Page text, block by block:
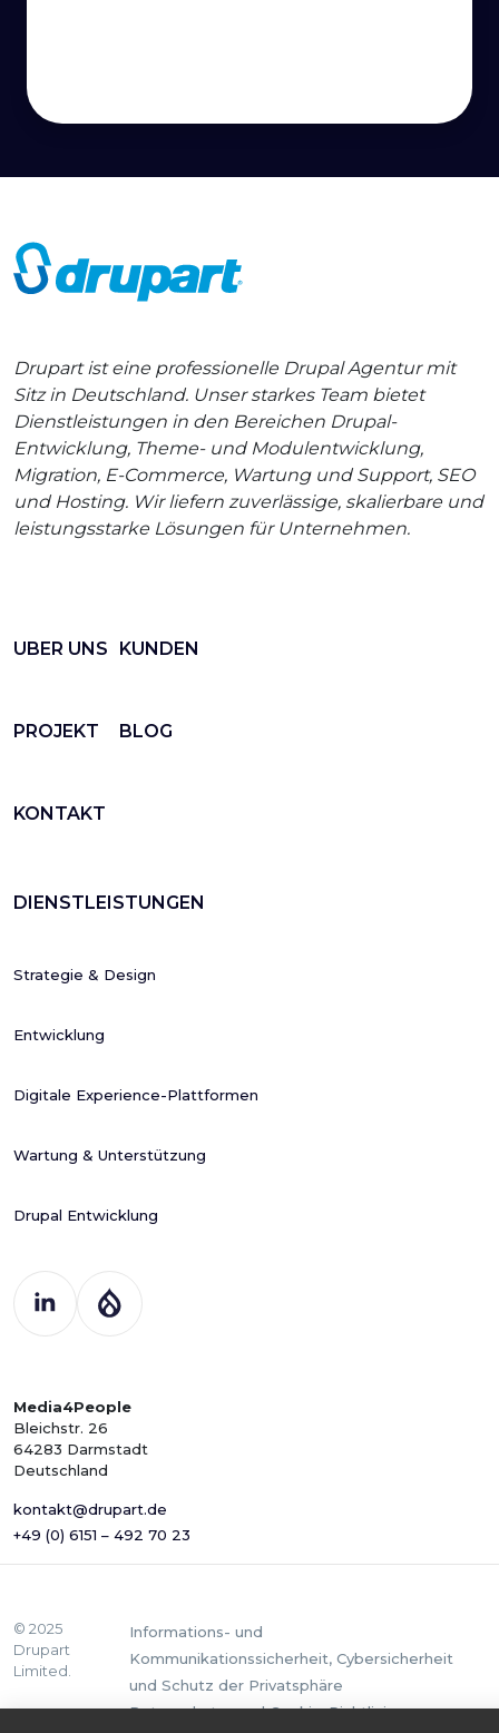
Drupart ist eine professionelle Drupal Agentur mit
Sitz in Deutschland. Unser starkes Team bietet
Dienstleistungen in den Bereichen Drupal-
Entwicklung, Theme- und Modulentwicklung,
Migration, E-Commerce, Wartung und Support, SEO
und Hosting. Wir liefern zuverlässige, skalierbare und
leistungsstarke Lösungen für Unternehmen.
UBER UNS KUNDEN
PROJEKT BLOG
KONTAKT
DIENSTLEISTUNGEN
Strategie & Design
Entwicklung
Digitale Experience-Plattformen
Wartung & Unterstützung
Drupal Entwicklung
Media4People
Bleichstr. 26
64283 Darmstadt
Deutschland
kontakt@drupart.de
+49 (0) 6151 – 492 70 23
© 2025
Drupart
Limited.
Informations- und
Kommunikationssicherheit, Cybersicherheit
und Schutz der Privatsphäre
Datenschutz- und Cookie-Richtlinie